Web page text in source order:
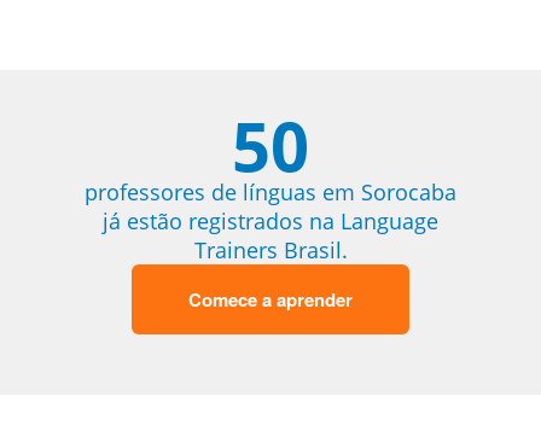
50
professores de línguas em Sorocaba
já estão registrados na Language
Trainers Brasil.
Comece a aprender